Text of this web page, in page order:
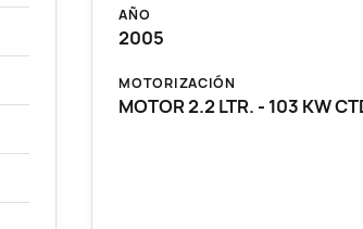
AÑO
2005
MOTORIZACIÓN
MOTOR 2.2 LTR. - 103 KW